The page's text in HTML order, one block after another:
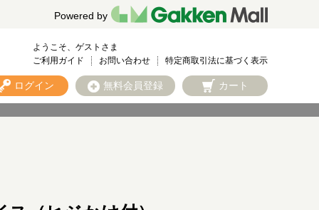
Powered by
ようこそ、ゲストさま
ご利用ガイド
お問い合わせ 特定商取引法に基づく表示
ログイン 無料会員登録 カート